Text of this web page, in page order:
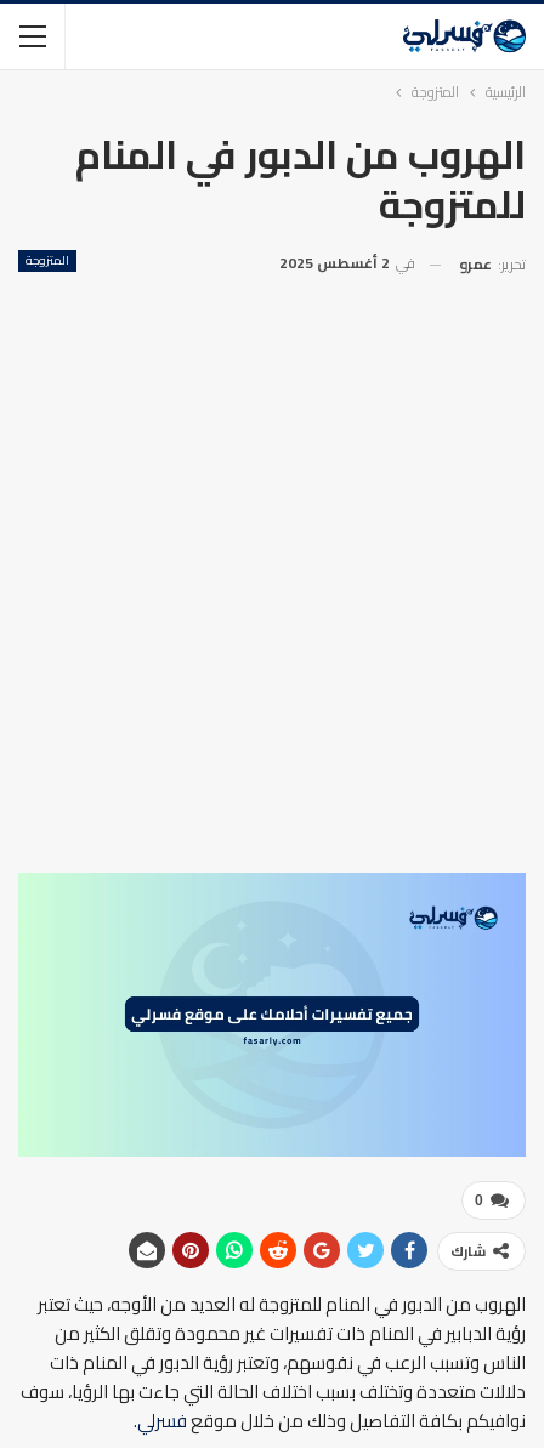
الرئيسية المتزوجة
الهروب من الدبور في المنام
للمتزوجة
المتزوجة تحرير: عمرو في 2 أغسطس 2025
0
شارك
الهروب من الدبور في المنام للمتزوجة له العديد من الأوجه، حيث تعتبر
رؤية الدبابير في المنام ذات تفسيرات غير محمودة وتقلق الكثير من
الناس وتسبب الرعب في نفوسهم، وتعتبر رؤية الدبور في المنام ذات
دلالات متعددة وتختلف بسبب اختلاف الحالة التي جاءت بها الرؤيا، سوف
نوافيكم بكافة التفاصيل وذلك من خلال موقعفسرلي.